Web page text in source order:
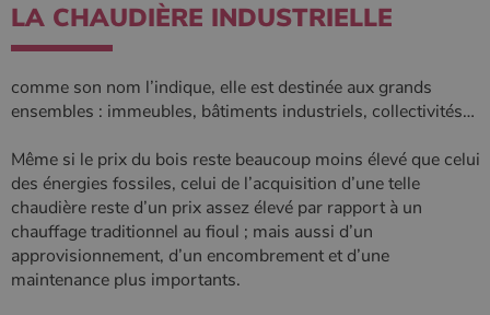
LA CHAUDIÈRE INDUSTRIELLE
comme son nom l’indique, elle est destinée aux grands
ensembles : immeubles, bâtiments industriels, collectivités…
Même si le prix du bois reste beaucoup moins élevé que celui
des énergies fossiles, celui de l’acquisition d’une telle
chaudière reste d’un prix assez élevé par rapport à un
chauffage traditionnel au fioul ; mais aussi d’un
approvisionnement, d’un encombrement et d’une
maintenance plus importants.
nom contient
le numéro
d'identité
site Web
rapporte. Il
s'agit d'une